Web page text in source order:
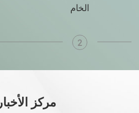
الخام
2
مركز الأخبار